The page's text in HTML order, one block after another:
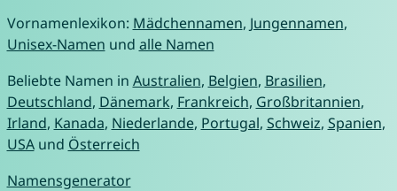
Vornamenlexikon: Mädchennamen, Jungennamen,
Unisex-Namen und alle Namen
Beliebte Namen in Australien, Belgien, Brasilien,
Deutschland, Dänemark, Frankreich, Großbritannien,
Irland, Kanada, Niederlande, Portugal, Schweiz, Spanien,
USAund Österreich
Namensgenerator